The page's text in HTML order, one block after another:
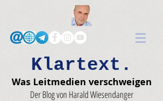
Klartext.
Was Leitmedien verschweigen
Der Blog von Harald Wiesendanger